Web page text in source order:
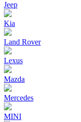
Jeep
Kia
Land Rover
Lexus
Mazda
Mercedes
MINI